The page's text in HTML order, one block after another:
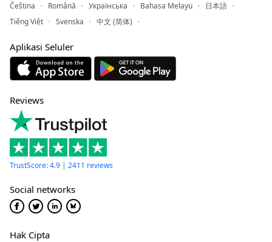
Čeština
Română Українська Bahasa Melayu
日本語
Tiếng Việt
Svenska 中文 (简体)
Aplikasi Seluler
Reviews
TrustScore: 4.9 | 2411 reviews
Social networks
Hak Cipta